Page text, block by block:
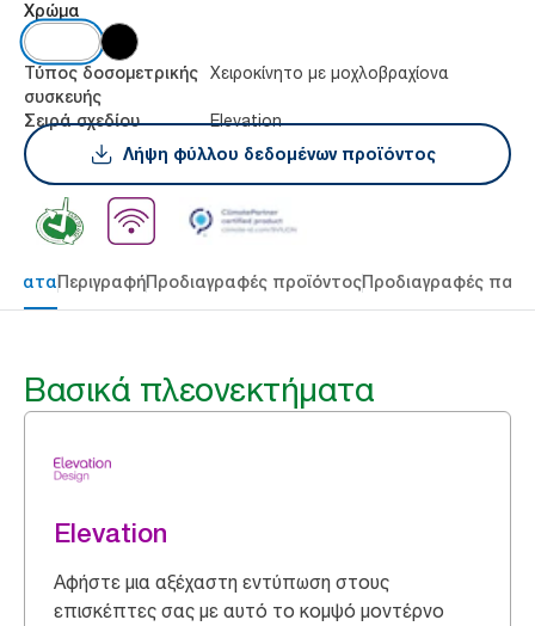
Χρώμα
Τύπος δοσομετρικής
συσκευής
Χειροκίνητο με μοχλοβραχίονα
Σειρά σχεδίου
Elevation
Λήψη φύλλου δεδομένων προϊόντος
ΠεριγραφήΠροδιαγραφές προϊόντοςΠροδιαγραφές
Βασικά πλεονεκτήματα
Elevation
Αφήστε μια αξέχαστη εντύπωση στους
επισκέπτες σας με αυτό το κομψό μοντέρνο